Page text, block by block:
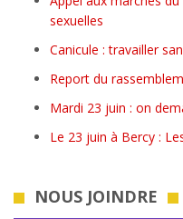
sexuelles
Canicule : travailler
Report du
Mardi 23 juin : on
Le 23 juin à Bercy :
NOUS JOINDRE